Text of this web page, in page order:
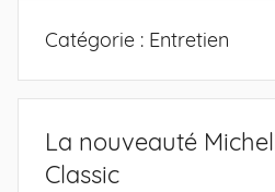
Catégorie : Entretien
La nouveauté
Classic